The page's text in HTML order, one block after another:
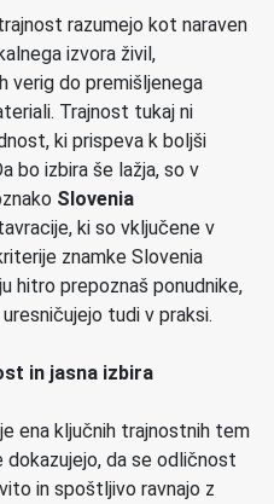
razumejo kot naraven
izvora živil,
verig do premišljenega
Trajnost tukaj ni
ki prispeva k boljši
bo izbira še lažja, so v
Slovenia
ki so vključene v
znamke Slovenia
hitro prepoznaš ponudnike,
tudi v praksi.
in jasna izbira
ena ključnih trajnostnih tem
dokazujejo, da se odličnost
in spoštljivo ravnajo z